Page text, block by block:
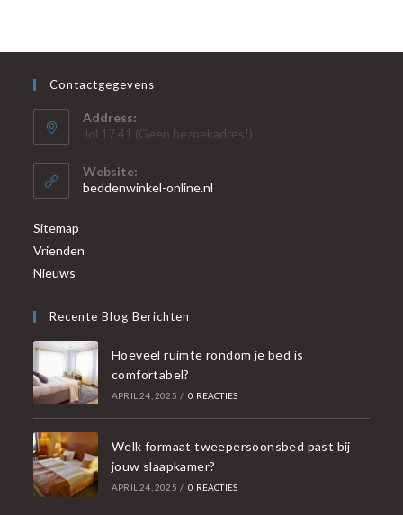
Contactgegevens
Address:
Jol 17 41 (Geen bezoekadres!)
Website:
beddenwinkel-online.nl
Sitemap
Vrienden
Nieuws
Recente Blog Berichten
Hoeveel ruimte rondom je bed is
comfortabel?
APRIL 24, 2025 / 0 REACTIES
Welk formaat tweepersoonsbed past bij
jouw slaapkamer?
APRIL 24, 2025 / 0 REACTIES